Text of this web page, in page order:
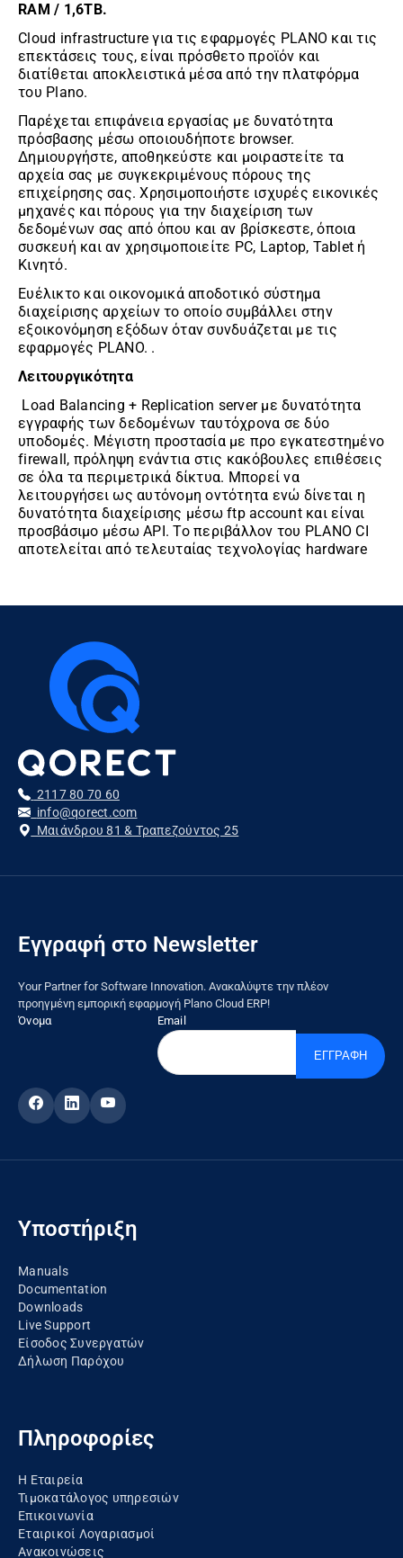
RAM / 1,6TB.
Cloud infrastructure για τις εφαρμογές PLANO και τις
επεκτάσεις τους, είναι πρόσθετο προϊόν και
διατίθεται αποκλειστικά μέσα από την πλατφόρμα
του Plano.
Παρέχεται επιφάνεια εργασίας με δυνατότητα
πρόσβασης μέσω οποιουδήποτε browser.
Δημιουργήστε, αποθηκεύστε και μοιραστείτε τα
αρχεία σας με συγκεκριμένους πόρους της
επιχείρησης σας. Χρησιμοποιήστε ισχυρές εικονικές
μηχανές και πόρους για την διαχείριση των
δεδομένων σας από όπου και αν βρίσκεστε, όποια
συσκευή και αν χρησιμοποιείτε PC, Laptop, Tablet ή
Κινητό.
Ευέλικτο και οικονομικά αποδοτικό σύστημα
διαχείρισης αρχείων το οποίο συμβάλλει στην
εξοικονόμηση εξόδων όταν συνδυάζεται με τις
εφαρμογές PLANO. .
Λειτουργικότητα
Load Balancing + Replication server με δυνατότητα
εγγραφής των δεδομένων ταυτόχρονα σε δύο
υποδομές. Μέγιστη προστασία με προ εγκατεστημένο
firewall, πρόληψη ενάντια στις κακόβουλες επιθέσεις
σε όλα τα περιμετρικά δίκτυα. Μπορεί να
λειτουργήσει ως αυτόνομη οντότητα ενώ δίνεται η
δυνατότητα διαχείρισης μέσω ftp account και είναι
προσβάσιμο μέσω API. Το περιβάλλον του PLANO CI
αποτελείται από τελευταίας τεχνολογίας hardware
2117 80 70 60
info@qorect.com
Μαιάνδρου 81 & Τραπεζούντος 25
Εγγραφή στο Newsletter
Your Partner for Software Innovation. Ανακαλύψτε την πλέον
προηγμένη εμπορική εφαρμογή Plano Cloud ERP!
Όνομα
Email
ΕΓΓΡΑΦΗ
Υποστήριξη
Manuals
Documentation
Downloads
Live Support
Είσοδος Συνεργατών
Δήλωση Παρόχου
Πληροφορίες
Η Εταιρεία
Τιμοκατάλογος υπηρεσιών
Επικοινωνία
Εταιρικοί Λογαριασμοί
Ανακοινώσεις